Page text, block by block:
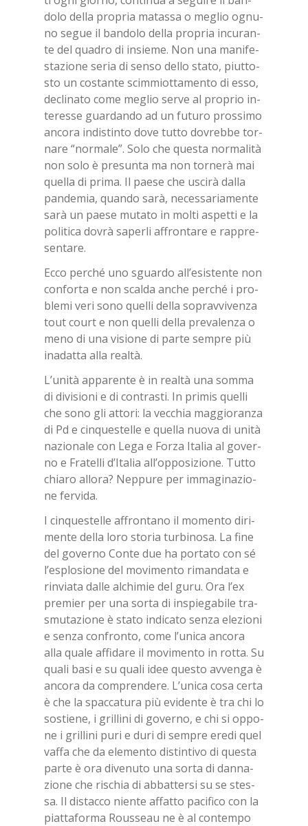
do­lo del­la pro­pria ma­tas­sa o me­glio ognu­
no se­gue il ban­do­lo del­la pro­pria in­cu­ran­
te del qua­dro di in­sie­me. Non una ma­ni­fe­
sta­zio­ne se­ria di sen­so del­lo sta­to, piut­to­
sto un co­stan­te scim­miot­ta­men­to di esso,
de­cli­na­to come me­glio ser­ve al pro­prio in­
te­res­se guar­dan­do ad un fu­tu­ro pros­si­mo
an­co­ra in­di­stin­to dove tut­to do­vreb­be tor­
na­re “nor­ma­le”. Solo che que­sta nor­ma­li­tà
non solo è pre­sun­ta ma non tor­ne­rà mai
quel­la di pri­ma. Il pae­se che usci­rà dal­la
pan­de­mia, quan­do sarà, ne­ces­sa­ria­men­te
sarà un pae­se mu­ta­to in mol­ti aspet­ti e la
po­li­ti­ca do­vrà sa­per­li af­fron­ta­re e rap­pre­
sen­ta­re.
Ecco per­ché uno sguar­do al­l’e­si­sten­te non
con­for­ta e non scal­da an­che per­ché i pro­
ble­mi veri sono quel­li del­la so­prav­vi­ven­za
tout court e non quel­li del­la pre­va­len­za o
meno di una vi­sio­ne di par­te sem­pre più
ina­dat­ta alla real­tà.
L’u­ni­tà ap­pa­ren­te è in real­tà una som­ma
di di­vi­sio­ni e di con­tra­sti. In pri­mis quel­li
che sono gli at­to­ri: la vec­chia mag­gio­ran­za
di Pd e cin­que­stel­le e quel­la nuo­va di uni­tà
na­zio­na­le con Lega e For­za Ita­lia al go­ver­
no e Fra­tel­li d’I­ta­lia al­l’op­po­si­zio­ne. Tut­to
chia­ro al­lo­ra? Nep­pu­re per im­ma­gi­na­zio­
ne fer­vi­da.
I cin­que­stel­le af­fron­ta­no il mo­men­to di­ri­
men­te del­la loro sto­ria tur­bi­no­sa. La fine
del go­ver­no Con­te due ha por­ta­to con sé
l’e­splo­sio­ne del mo­vi­men­to ri­man­da­ta e
rin­via­ta dal­le al­chi­mie del guru. Ora l’ex
pre­mier per una sor­ta di in­spie­ga­bi­le tra­
smu­ta­zio­ne è sta­to in­di­ca­to sen­za ele­zio­ni
e sen­za con­fron­to, come l’u­ni­ca an­co­ra
alla qua­le af­fi­da­re il mo­vi­men­to in rot­ta. Su
qua­li basi e su qua­li idee que­sto av­ven­ga è
an­co­ra da com­pren­de­re. L’u­ni­ca cosa cer­ta
è che la spac­ca­tu­ra più evi­den­te è tra chi lo
so­stie­ne, i gril­li­ni di go­ver­no, e chi si op­po­
ne i gril­li­ni puri e duri di sem­pre ere­di quel
vaf­fa che da ele­men­to di­stin­ti­vo di que­sta
par­te è ora di­ve­nu­to una sor­ta di dan­na­
zio­ne che ri­schia di ab­bat­ter­si su se stes­
sa. Il di­stac­co nien­te af­fat­to pa­ci­fi­co con la
piat­ta­for­ma Rous­seau ne è al con­tem­po